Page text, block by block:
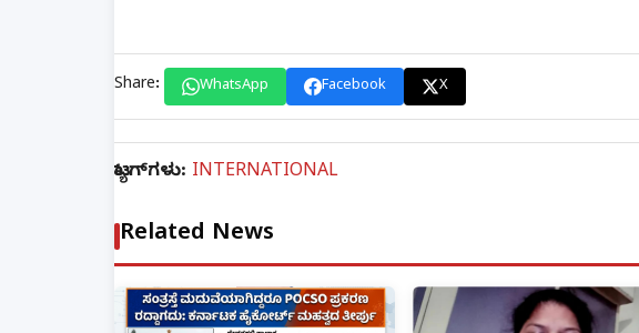
Share: WhatsApp Facebook X
ಟ್ಯಾಗ್‌ಗಳು: INTERNATIONAL
Related News